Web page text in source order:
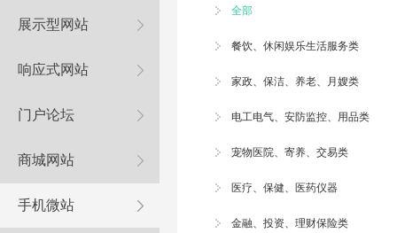
展示型网站
响应式网站
门户论坛
商城网站
手机微站
全部
餐饮、休闲娱乐生活服务类
家政、 保洁、养老、月嫂类
电工电气、安防监控、用品类
宠物医院、寄养、交易类
医疗、保健、医药仪器
金融、投资、理财保险类